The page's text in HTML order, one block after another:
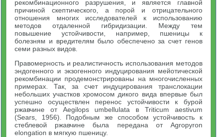
рекомбинационного разрушения, и является главной
причиной скептического, а порой и отрицательного
отношения многих исследователей к использованию
методов отдаленной гибридизации. Между тем
повышение устойчивости, например, пшеницы к
болезням и вредителям было обеспечено за счет генов
семи разных видов.
Правомерность и реалистичность использования методов
эндогенного и экзогенного индуцирования мейотической
рекомбинации продемонстрированы на многочисленных
примерах. Так, за счет индуцирования транслокации
небольших участков хромосом дикого вида впервые был
успешно осуществлен перенос устойчивости к бурой
ржавчине от Aegilops umbellulata в Triticum aestivum
(Sears, 1956). Подобным же способом устойчивость к
стеблевой ржавчине была передана от Agropyron
elongation в мягкую пшеницу.